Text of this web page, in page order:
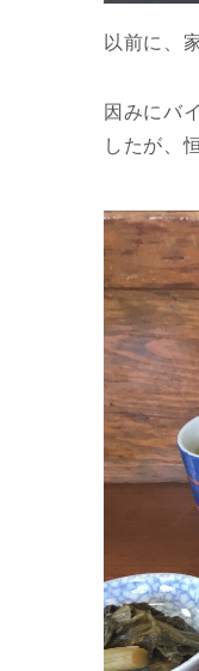
以前に、
因みにバ
したが、